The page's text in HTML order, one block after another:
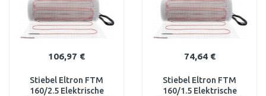
106,97 €
Stiebel Eltron FTM
160/2.5 Elektrische
74,64 €
Stiebel Eltron FTM
160/1.5 Elektrische